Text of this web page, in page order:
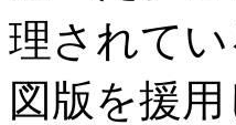
理されて
図版を援